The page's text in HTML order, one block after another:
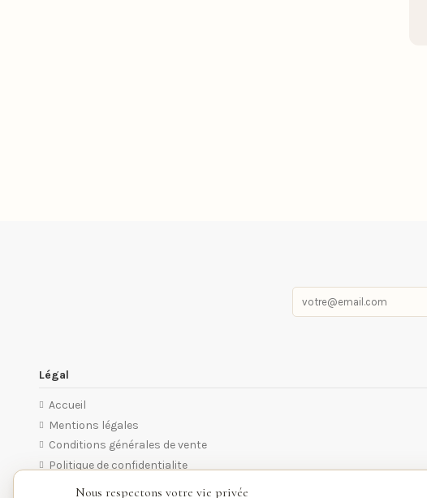
Légal
Accueil
Mentions légales
Conditions générales de vente
Politique de confidentialite
Nous respectons votre vie privée